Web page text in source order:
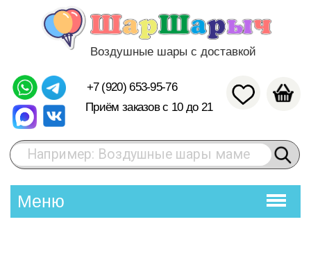
Воздушные шары с доставкой
Приём заказов с 10 до 21
Меню
Например: Воздушные шары маме